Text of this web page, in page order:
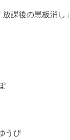
課後の黒板消し」
うび